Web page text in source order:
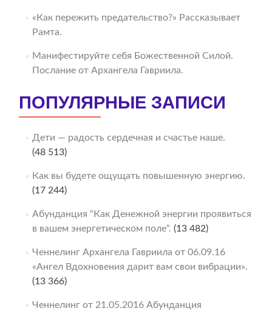
«Как пережить предательство?» Рассказывает
Рамта.
Манифестируйте себя Божественной Силой.
Послание от Архангела Гавриила.
ПОПУЛЯРНЫЕ ЗАПИСИ
Дети — радость сердечная и счастье наше.
(48 513)
Как вы будете ощущать повышенную энергию.
(17 244)
Абунданция “Как Денежной энергии проявиться
в вашем энергетическом поле“. (13 482)
Ченнелинг Архангела Гавриила от 06.09.16
«Ангел Вдохновения дарит вам свои вибрации».
(13 366)
Ченнелинг от 21.05.2016 Абунданция